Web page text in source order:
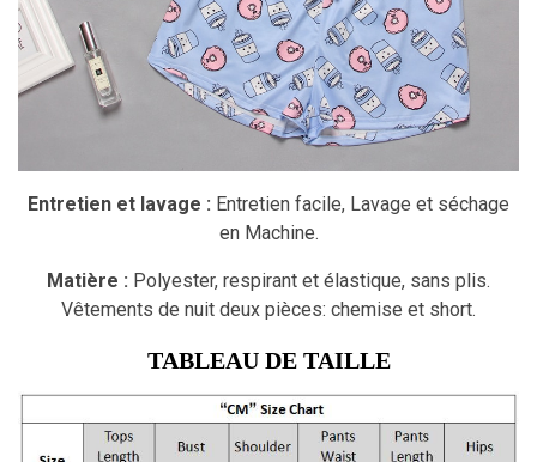
Entretien et lavage : Entretien facile, Lavage et séchage
en Machine.
Matière : Polyester, respirant et élastique, sans plis.
Vêtements de nuit deux pièces: chemise et short.
TABLEAU DE TAILLE